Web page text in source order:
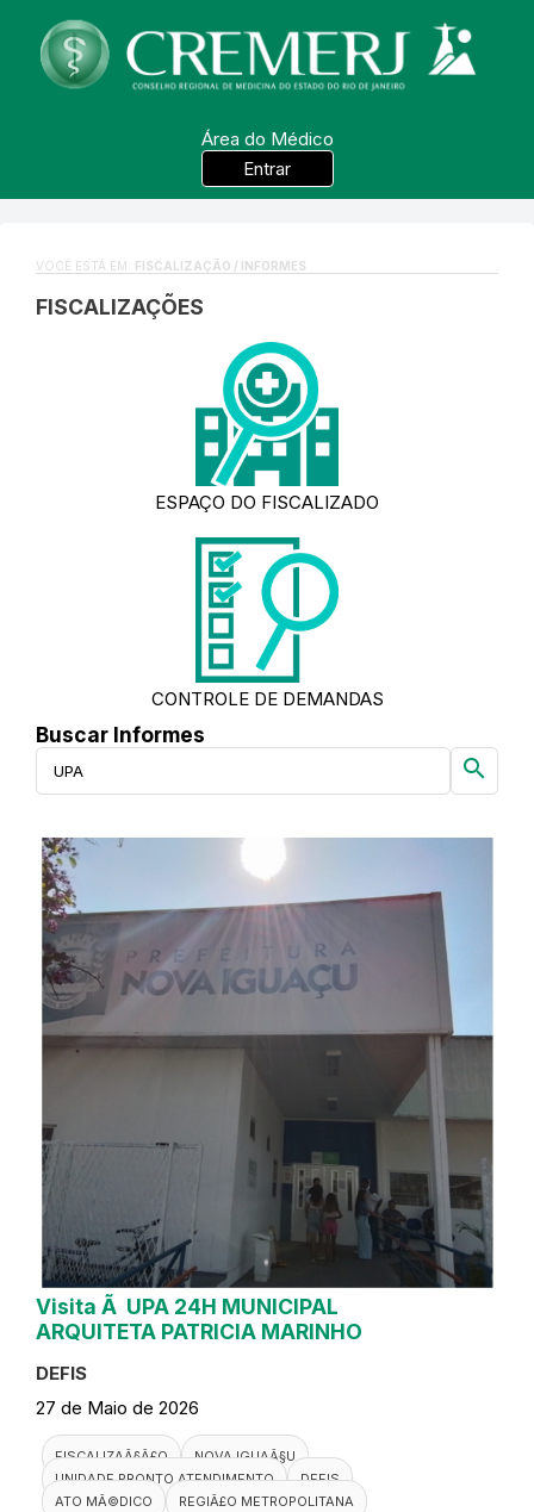
Área do Médico
Entrar
VOCÊ ESTÁ EM: FISCALIZAÇÃO / INFORMES
FISCALIZAÇÕES
ESPAÇO DO FISCALIZADO
CONTROLE DE DEMANDAS
Buscar Informes
search
Visita Ã UPA 24H MUNICIPAL
ARQUITETA PATRICIA MARINHO
DEFIS
27 de Maio de 2026
FISCALIZAÃ§Ã£O
NOVA IGUAÃ§U
UNIDADE PRONTO ATENDIMENTO
DEFIS
ATO MÃ©DICO
REGIÃ£O METROPOLITANA